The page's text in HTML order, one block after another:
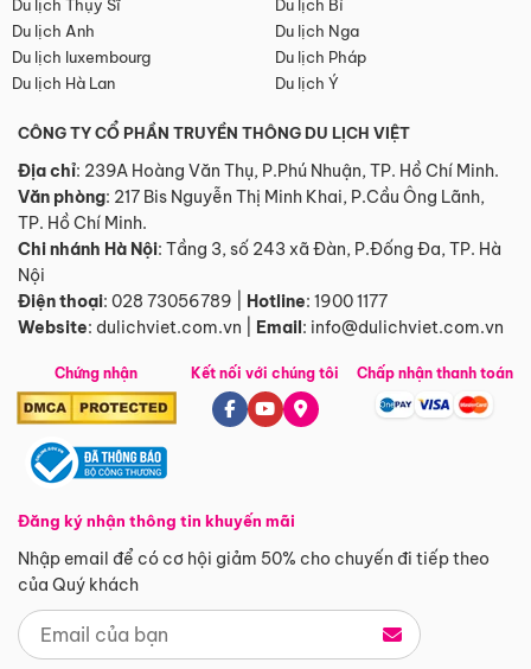
Du lịch Thụy Sĩ
Du lịch Bỉ
Du lịch Anh
Du lịch Nga
Du lịch luxembourg
Du lịch Pháp
Du lịch Hà Lan
Du lịch Ý
CÔNG TY CỔ PHẦN TRUYỀN THÔNG DU LỊCH VIỆT
Địa chỉ: 239A Hoàng Văn Thụ, P.Phú Nhuận, TP. Hồ Chí Minh.
Văn phòng: 217 Bis Nguyễn Thị Minh Khai, P.Cầu Ông Lãnh,
TP. Hồ Chí Minh.
Chi nhánh Hà Nội: Tầng 3, số 243 xã Đàn, P.Đống Đa, TP. Hà
Nội
Điện thoại: 028 73056789 Hotline: 1900 1177
Website: dulichviet.com.vn Email: info@dulichviet.com.vn
Chứng nhận
Đăng ký nhận thông tin khuyến mãi
Nhập email để có cơ hội giảm 50% cho chuyến đi tiếp theo
của Quý khách
Kết nối với chúng tôi Chấp nhận thanh toán